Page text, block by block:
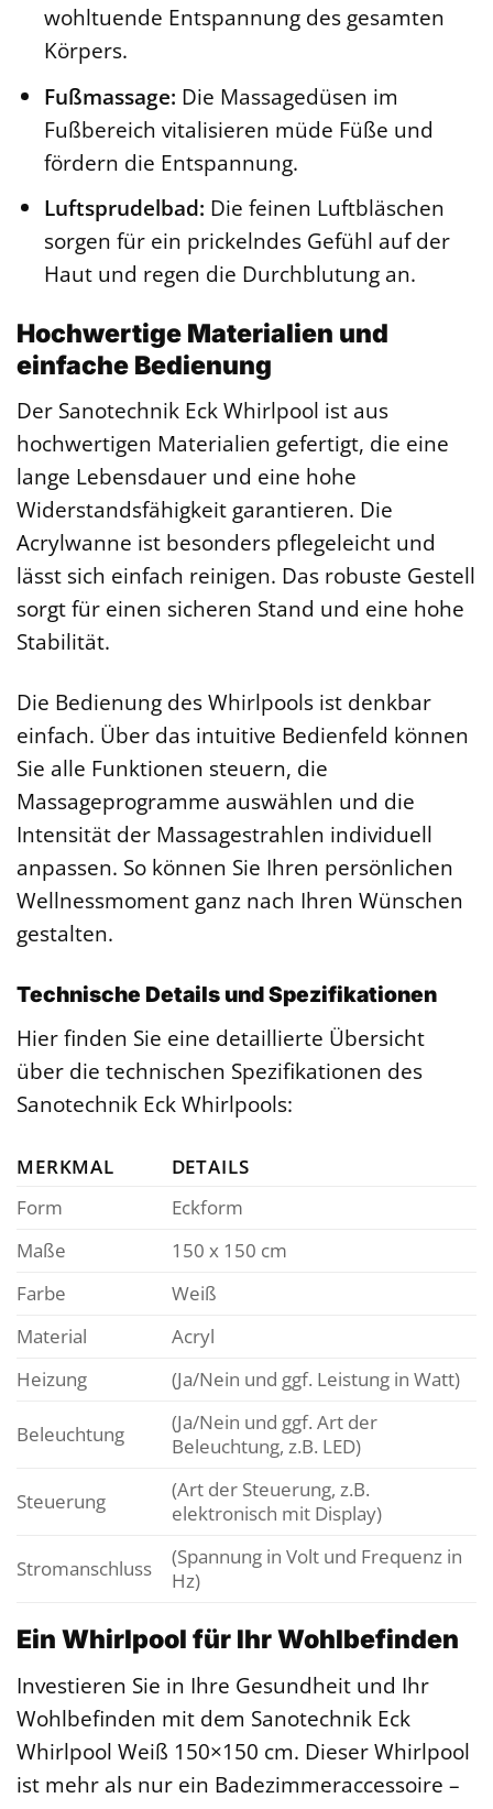
wohltuende Entspannung des gesamten
Körpers.
Fußmassage: Die Massagedüsen im
Fußbereich vitalisieren müde Füße und
fördern die Entspannung.
Luftsprudelbad: Die feinen Luftbläschen
sorgen für ein prickelndes Gefühl auf der
Haut und regen die Durchblutung an.
Hochwertige Materialien und
einfache Bedienung
Der Sanotechnik Eck Whirlpool ist aus
hochwertigen Materialien gefertigt, die eine
lange Lebensdauer und eine hohe
Widerstandsfähigkeit garantieren. Die
Acrylwanne ist besonders pflegeleicht und
lässt sich einfach reinigen. Das robuste Gestell
sorgt für einen sicheren Stand und eine hohe
Stabilität.
Die Bedienung des Whirlpools ist denkbar
einfach. Über das intuitive Bedienfeld können
Sie alle Funktionen steuern, die
Massageprogramme auswählen und die
Intensität der Massagestrahlen individuell
anpassen. So können Sie Ihren persönlichen
Wellnessmoment ganz nach Ihren Wünschen
gestalten.
Technische Details und Spezifikationen
Hier finden Sie eine detaillierte Übersicht
über die technischen Spezifikationen des
Sanotechnik Eck Whirlpools:
MERKMAL
DETAILS
Form
Eckform
Maße
150 x 150 cm
Farbe
Weiß
Material
Acryl
Heizung
(Ja/Nein und ggf. Leistung in Watt)
Beleuchtung
(Ja/Nein und ggf. Art der
Beleuchtung, z.B. LED)
Steuerung
(Art der Steuerung, z.B.
elektronisch mit Display)
Stromanschluss
(Spannung in Volt und Frequenz in
Hz)
Ein Whirlpool für Ihr Wohlbefinden
Investieren Sie in Ihre Gesundheit und Ihr
Wohlbefinden mit dem Sanotechnik Eck
Whirlpool Weiß 150×150 cm. Dieser Whirlpool
ist mehr als nur ein Badezimmeraccessoire –